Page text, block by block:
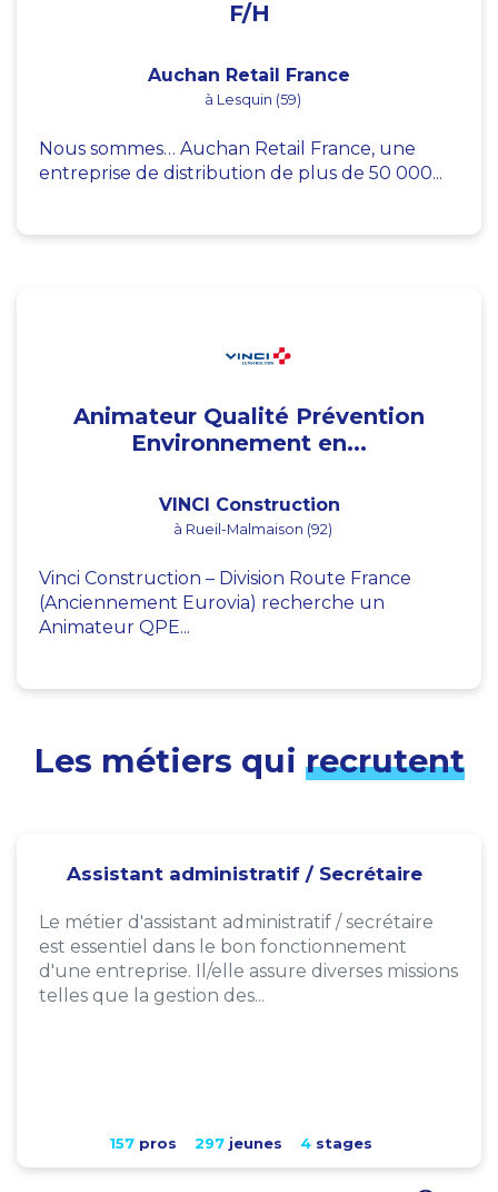
F/H
Auchan Retail France
à Lesquin (59)
Nous sommes… Auchan Retail France, une
entreprise de distribution de plus de 50 000...
Animateur Qualité Prévention
Environnement en...
VINCI Construction
à Rueil-Malmaison (92)
Vinci Construction – Division Route France
(Anciennement Eurovia) recherche un
Animateur QPE...
Les métiers qui recrutent
Assistant administratif / Secrétaire
Le métier d'assistant administratif / secrétaire
est essentiel dans le bon fonctionnement
d'une entreprise. Il/elle assure diverses missions
telles que la gestion des...
157pros 297jeunes 4stages